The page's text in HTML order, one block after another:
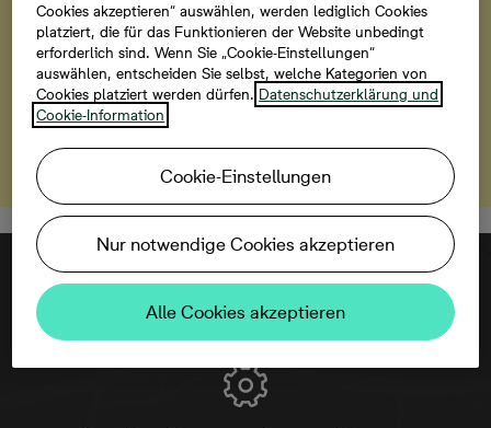
Entscheiden Sie sich für Ihr neues Zuhause im
Neubauprojekt Koppelhain und wir übernehmen die
Beurkundungskosten des Kaufvertrags bei Kauf bis
zum 31. Juli 2026. So haben Sie von Anfang an mehr
Spielraum, Ihr Zuhause ganz nach Ihren Vorstellungen
zu gestalten.
Cookies akzeptieren“ auswählen, werden lediglich Cookies
platziert, die für das Funktionieren der Website unbedingt
erforderlich sind. Wenn Sie „Cookie-Einstellungen“
auswählen, entscheiden Sie selbst, welche Kategorien von
Cookies platziert werden dürfen. Datenschutzerklärung und
Cookie-Information
Cookie-Einstellungen
Nur notwendige Cookies akzeptieren
Alle Cookies akzeptieren